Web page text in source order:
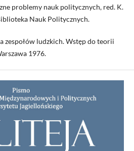
problemy nauk politycznych, red. K.
Nauk Politycznych.
zespołów ludzkich. Wstęp do teorii
1976.